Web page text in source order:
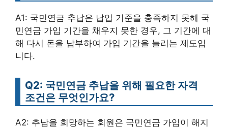
A1: 국민연금 추납은 납입 기준을 충족하지 못해 국
민연금 가입 기간을 채우지 못한 경우, 그 기간에 대
해 다시 돈을 납부하여 가입 기간을 늘리는 제도입
니다.
Q2: 국민연금 추납을 위해 필요한 자격
조건은 무엇인가요?
A2: 추납을 희망하는 회원은 국민연금 가입이 해지